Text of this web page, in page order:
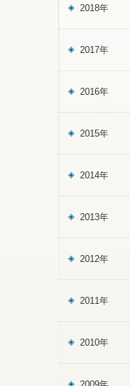
2018年
2017年
2016年
2015年
2014年
2013年
2012年
2011年
2010年